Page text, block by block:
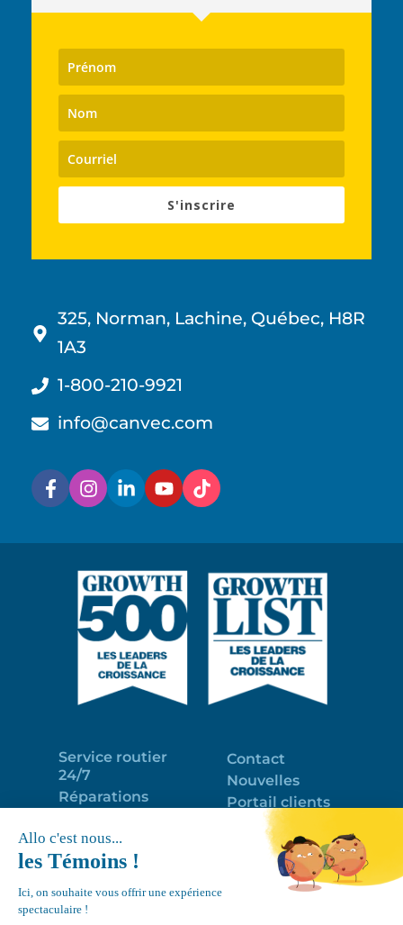
S'inscrire
325, Norman, Lachine, Québec, H8R
1A3
1-800-210-9921
info@canvec.com
Service routier
24/7
Réparations
d’entretien
Déneigement
Équipements
Contact
Nouvelles
Portail clients
Emploi
Politique de
confidentialité